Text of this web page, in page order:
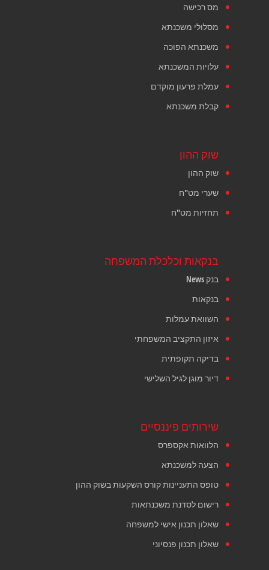
מס רכישה
מסלולי משכנתא
משכנתא הפוכה
עלויות המשכנתא
עמלת פרעון מוקדם
קבלת משכנתא
שוק ההון
שוק ההון
שערי מט"ח
תחזיות מט"ח
בנקאות וכלכלת המשפחה
בנק News
בנקאות
השוואת עמלות
איזון התקציב המשפחתי
בדיקה תקופתית
דיור מוגן לגיל השלישי
שירותים פיננסיים
הלוואות אקספרס
הצעה למשכנתא
טופס התעניינות קורס השקעות בשוק ההון
רישום לסדנת משכנתאות
שאלון תכנון אישי למשפחה
שאלון תכנון פנסיוני